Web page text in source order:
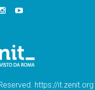
https://it.zenit.org